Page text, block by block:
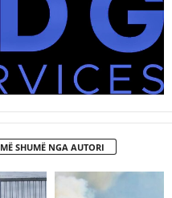
MË SHUMË NGA AUTORI